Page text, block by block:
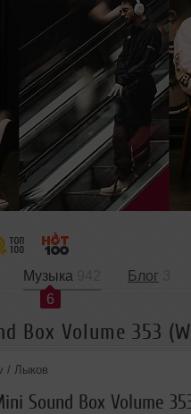
Музыка
6
Блог
Box Volume 353
/ Лыков
Sound Box Volume